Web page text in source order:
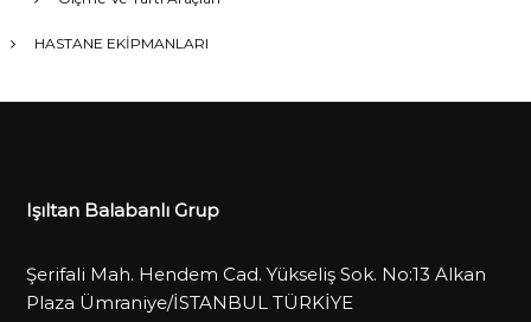
HASTANE EKİPMANLARI
Işıltan Balabanlı Grup
Şerifali Mah. Hendem Cad. Yükseliş Sok. No:13 Alkan
Plaza Ümraniye/İSTANBUL TÜRKİYE